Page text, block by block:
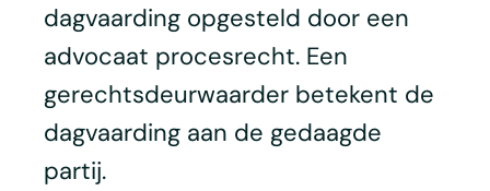
dagvaarding opgesteld door een
advocaat procesrecht. Een
gerechtsdeurwaarder betekent de
dagvaarding aan de gedaagde
partij.